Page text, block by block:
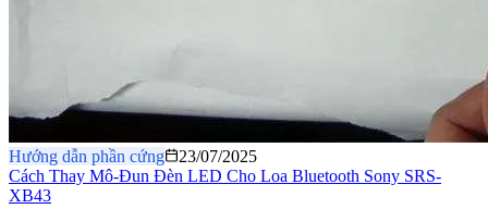
Hướng dẫn phần cứng
23/07/2025
Cách Thay Mô-Đun Đèn LED Cho Loa Bluetooth Sony SRS-
XB43